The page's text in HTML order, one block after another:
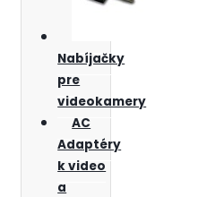
Nabíjačky
pre
videokamery
AC
Adaptéry
k video
a